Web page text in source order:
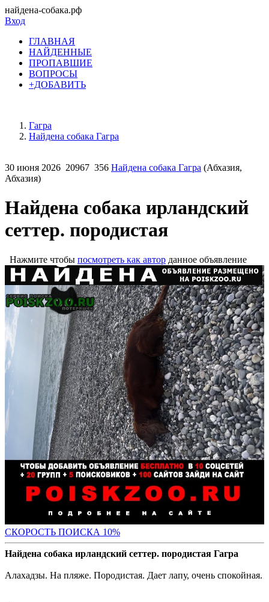
найдена-собака.рф
Вход
ГЛАВНАЯ
НАЙДЕННЫЕ
ПРОПАВШИЕ
ВОПРОСЫ
+ДОБАВИТЬ
Гагра
Найдена собака Гагра
30 июня 2026 20967 356 Найдена собака Гагра (Абхазия,
Абхазия)
Найдена собака ирландский
сеттер. породистая
Нажмите чтобы посмотреть как автор данное объявление
СКОРОСТЬ ПОИСКА 10%
Найдена собака ирландский сеттер. породистая Гагра
Алахадзы. На пляже. Породистая. Дает лапу, очень спокойная.